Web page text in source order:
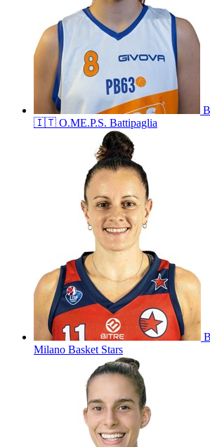
🇮🇹 O.ME.P.S. Battipaglia
Milano Basket Stars